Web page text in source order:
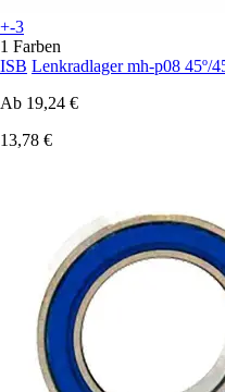
+-3
1 Farben
ISB Lenkradlager mh-p08 45º/
Ab 19,24 €
13,78 €